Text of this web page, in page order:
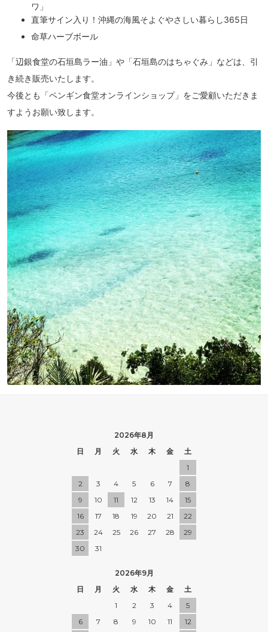
ワ」
直筆サイン入り！沖縄の海風そよぐやさしい暮らし365日
命草ハーブボール
「辺銀食堂の石垣島ラー油」や「石垣島のはちゃぐみ」などは、引
き続き販売いたします。
今後とも「ペンギン食堂オンラインショップ」をご愛顧いただきま
すようお願い致します。
2026年8月
日
月 火 水 木 金
土
1
2
3 4 5 6 7
8
9
10 11 12 13 14
15
16
17 18 19 20 21
22
23
24 25 26 27 28
29
30
31
2026年9月
日
月 火 水 木 金
土
1
2 3 4
5
6
7 8 9 10 11
12